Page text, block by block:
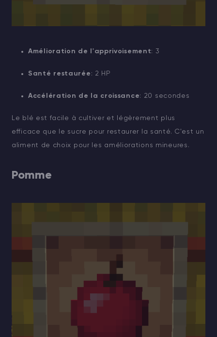
Amélioration de l'apprivoisement: 3
Santé restaurée : 2 HP
Accélération de la croissance: 20 secondes
Le blé est facile à cultiver et légèrement plus
efficace que le sucre pour restaurer la santé. C'est un
aliment de choix pour les améliorations mineures.
Pomme